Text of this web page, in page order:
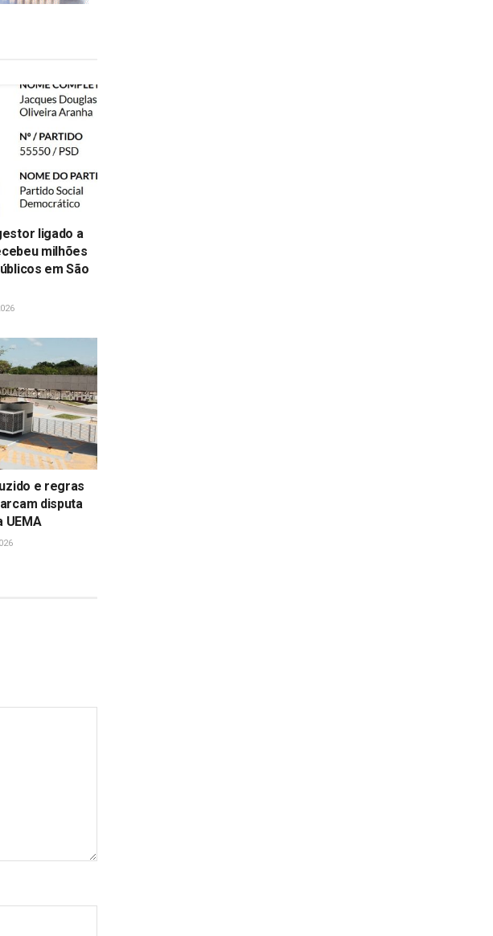
ligado a
milhões
em São
e regras
disputa
UEMA